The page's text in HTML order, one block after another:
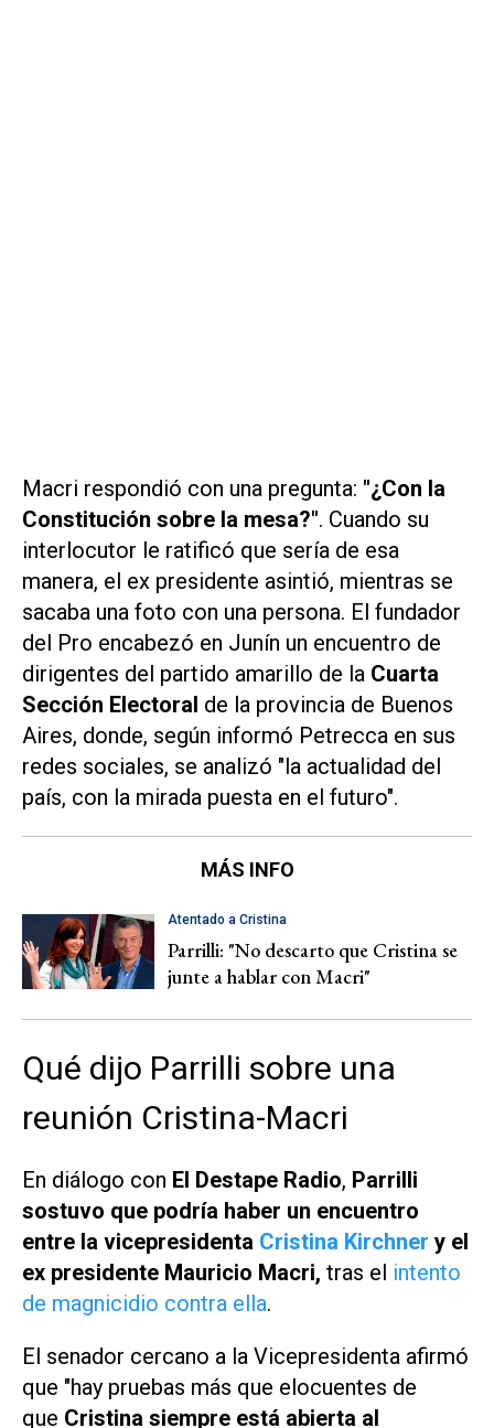
Macri respondió con una pregunta: "¿Con la
Constitución sobre la mesa?". Cuando su
interlocutor le ratificó que sería de esa
manera, el ex presidente asintió, mientras se
sacaba una foto con una persona. El fundador
del Pro encabezó en Junín un encuentro de
dirigentes del partido amarillo de la Cuarta
Sección Electoral de la provincia de Buenos
Aires, donde, según informó Petrecca en sus
redes sociales, se analizó "la actualidad del
país, con la mirada puesta en el futuro".
MÁS INFO
Atentado a Cristina
Parrilli: "No descarto que Cristina se
junte a hablar con Macri"
Qué dijo Parrilli sobre una
reunión Cristina-Macri
En diálogo con El Destape Radio, Parrilli
sostuvo que podría haber un encuentro
entre la vicepresidenta Cristina Kirchner y el
ex presidente Mauricio Macri, tras el intento
de magnicidio contra ella.
El senador cercano a la Vicepresidenta afirmó
que "hay pruebas más que elocuentes de
que Cristina siempre está abierta al